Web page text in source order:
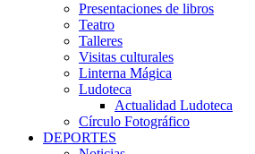
Presentaciones de libros
Teatro
Talleres
Visitas culturales
Linterna Mágica
Ludoteca
Actualidad Ludoteca
Círculo Fotográfico
DEPORTES